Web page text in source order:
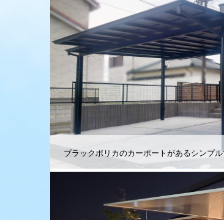
ブラックポリカのカーポートがあるシンプ